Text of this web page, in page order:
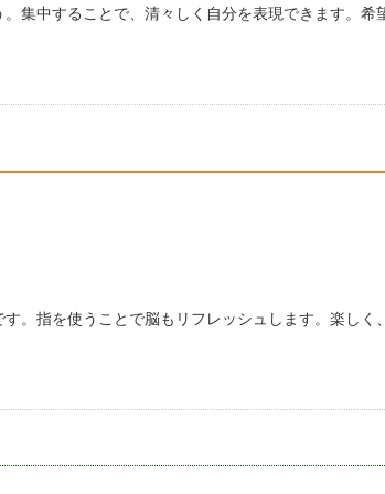
集中することで、清々しく自分を表現できます。希
。指を使うことで脳もリフレッシュします。楽しく